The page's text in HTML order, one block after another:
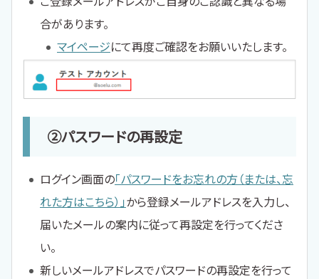
合があります。
マイページにて再度ご確認をお願いいたします。
②パスワードの再設定
ログイン画面の「パスワードをお忘れの方（または、忘
れた方はこちら）」から登録メールアドレスを入力し、
届いたメールの案内に従って再設定を行ってくださ
い。
新しいメールアドレスでパスワードの再設定を行って